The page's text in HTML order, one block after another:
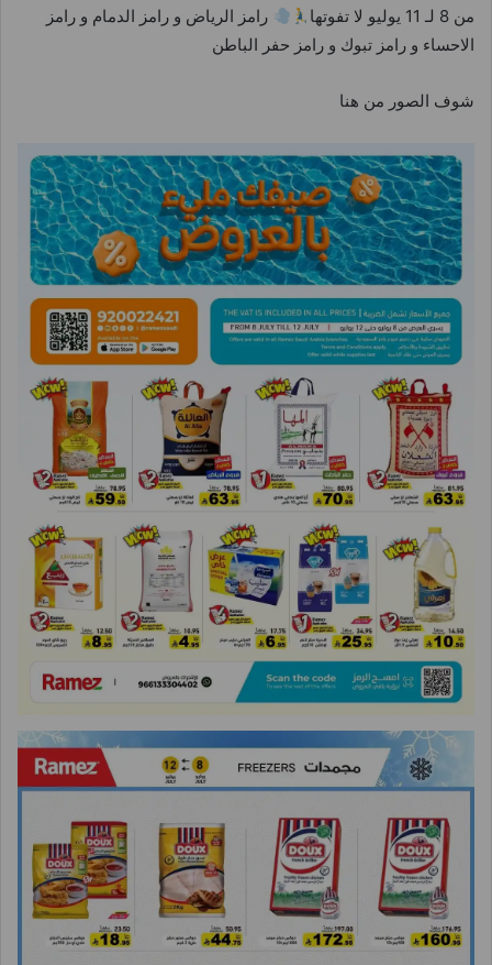
من 8 لـ 11 يوليو لا تفوتها
رامز الرياض و رامز الدمام و رامز
الاحساء و رامز تبوك و رامز حفر الباطن
شوف الصور من هنا